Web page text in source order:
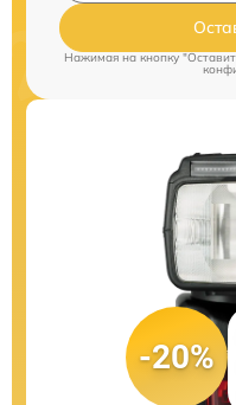
Нажимая на кнопку
-20%